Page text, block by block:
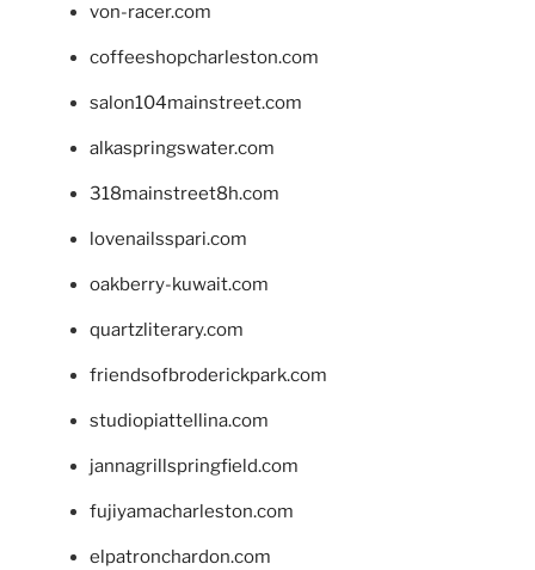
von-racer.com
coffeeshopcharleston.com
salon104mainstreet.com
alkaspringswater.com
318mainstreet8h.com
lovenailsspari.com
oakberry-kuwait.com
quartzliterary.com
friendsofbroderickpark.com
studiopiattellina.com
jannagrillspringfield.com
fujiyamacharleston.com
elpatronchardon.com